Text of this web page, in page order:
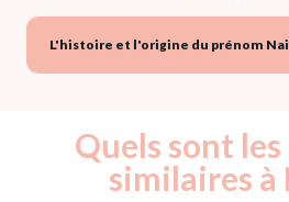
L'histoire et l'origine du prénom
Quels sont
similaires à